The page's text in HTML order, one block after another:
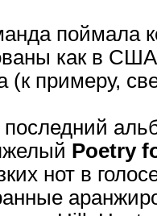
поймала
как в
(к примеру,
Poetry
нот в